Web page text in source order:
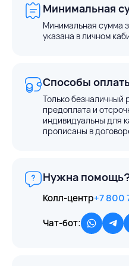
Минимальная
Минимальная сумма
указана в личном
Способы
Только безналичный
предоплата и
индивидуальны для
прописаны в
Нужна
Колл-центр+7 800
Чат-бот: